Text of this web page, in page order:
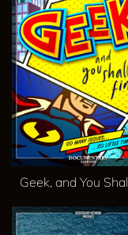
Geek, and You